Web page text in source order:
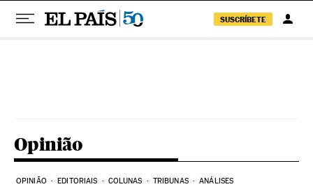
SUSCRÍBETE
Opinião
OPINIÃO EDITORIAIS COLUNAS TRIBUNAS ANÁLISES